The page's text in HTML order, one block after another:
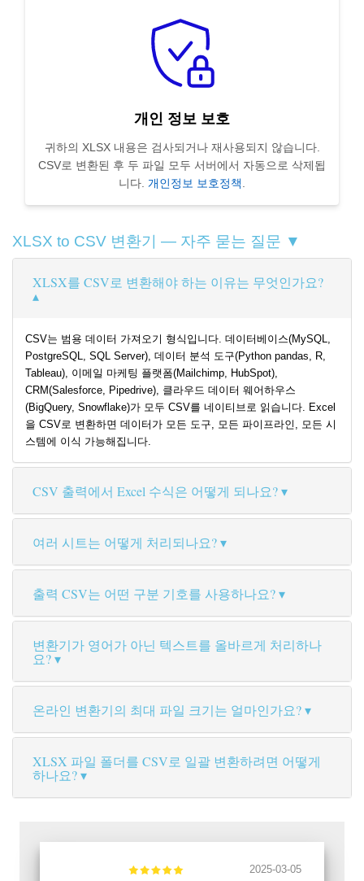
개인 정보 보호
귀하의 XLSX 내용은 검사되거나 재사용되지 않습니다.
CSV로 변환된 후 두 파일 모두 서버에서 자동으로 삭제됩
니다. 개인정보 보호정책.
XLSX to CSV 변환기 — 자주 묻는 질문 ▼
XLSX를 CSV로 변환해야 하는 이유는 무엇인가요?
CSV는 범용 데이터 가져오기 형식입니다. 데이터베이스(MySQL,
PostgreSQL, SQL Server), 데이터 분석 도구(Python pandas, R,
Tableau), 이메일 마케팅 플랫폼(Mailchimp, HubSpot),
CRM(Salesforce, Pipedrive), 클라우드 데이터 웨어하우스
(BigQuery, Snowflake)가 모두 CSV를 네이티브로 읽습니다. Excel
을 CSV로 변환하면 데이터가 모든 도구, 모든 파이프라인, 모든 시
스템에 이식 가능해집니다.
CSV 출력에서 Excel 수식은 어떻게 되나요?
여러 시트는 어떻게 처리되나요?
출력 CSV는 어떤 구분 기호를 사용하나요?
변환기가 영어가 아닌 텍스트를 올바르게 처리하나
요?
온라인 변환기의 최대 파일 크기는 얼마인가요?
XLSX 파일 폴더를 CSV로 일괄 변환하려면 어떻게
하나요?
2025-03-05